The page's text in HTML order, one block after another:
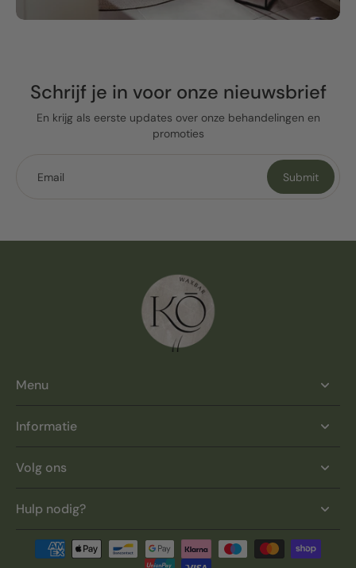
Schrijf je in voor onze nieuwsbrief
En krijg als eerste updates over onze behandelingen en
promoties
Email Submit
Menu
Informatie
Volg ons
Hulp nodig?